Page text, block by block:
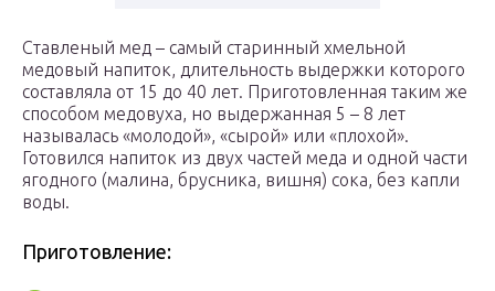
Ставленый мед – самый старинный хмельной
медовый напиток, длительность выдержки которого
составляла от 15 до 40 лет. Приготовленная таким же
способом медовуха, но выдержанная 5 – 8 лет
называлась «молодой», «сырой» или «плохой».
Готовился напиток из двух частей меда и одной части
ягодного (малина, брусника, вишня) сока, без капли
воды.
Приготовление: